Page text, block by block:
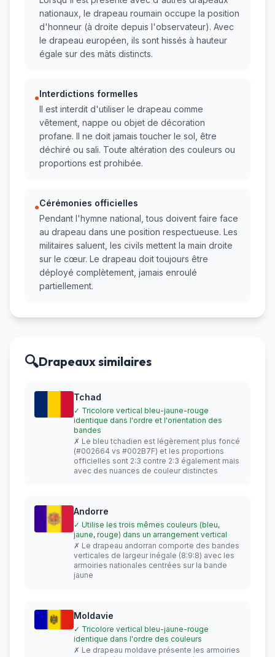
nationaux, le drapeau roumain occupe la position
d'honneur (à droite depuis l'observateur). Avec
le drapeau européen, ils sont hissés à hauteur
égale sur des mâts distincts.
•Interdictions formelles
Il est interdit d'utiliser le drapeau comme
vêtement, nappe ou objet de décoration
profane. Il ne doit jamais toucher le sol, être
déchiré ou sali. Toute altération des couleurs ou
proportions est prohibée.
•Cérémonies officielles
Pendant l'hymne national, tous doivent faire face
au drapeau dans une position respectueuse. Les
militaires saluent, les civils mettent la main droite
sur le cœur. Le drapeau doit toujours être
déployé complètement, jamais enroulé
partiellement.
🔍Drapeaux similaires
Tchad
✓ Tricolore vertical bleu-jaune-rouge
identique dans l'ordre et l'orientation des
bandes
✗ Le bleu tchadien est légèrement plus foncé
(#002664 vs #002B7F) et les proportions
officielles sont 2:3 contre 2:3 également mais
avec des nuances de couleur distinctes
Andorre
✓ Utilise les trois mêmes couleurs (bleu,
jaune, rouge) dans un arrangement vertical
✗ Le drapeau andorran comporte des bandes
verticales de largeur inégale (8:9:8) avec les
armoiries nationales centrées sur la bande
jaune
Moldavie
✓ Tricolore vertical bleu-jaune-rouge
identique dans l'ordre des couleurs
✗ Le drapeau moldave présente les armoiries